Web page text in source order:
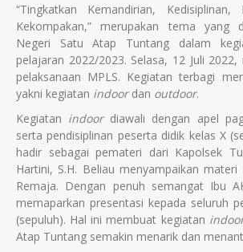
“Tingkatkan Kemandirian, Kedisiplinan,
Kekompakan,” merupakan tema yang
Negeri Satu Atap Tuntang dalam
pelajaran 2022/2023. Selasa, 12 Juli
pelaksanaan MPLS. Kegiatan terbagi
yakni kegiatan indoordan outdoor.
Kegiatan indoordiawali dengan apel
serta pendisiplinan peserta didik kelas X
hadir sebagai pemateri dari Kapolsek
Hartini, S.H. Beliau menyampaikan materi
Remaja. Dengan penuh semangat Ibu
memaparkan presentasi kepada seluruh
(sepuluh). Hal ini membuat kegiatan
Atap Tuntang semakin menarik dan